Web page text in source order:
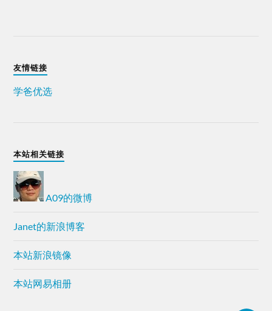
友情链接
学爸优选
本站相关链接
A09的微博
Janet的新浪博客
本站新浪镜像
本站网易相册